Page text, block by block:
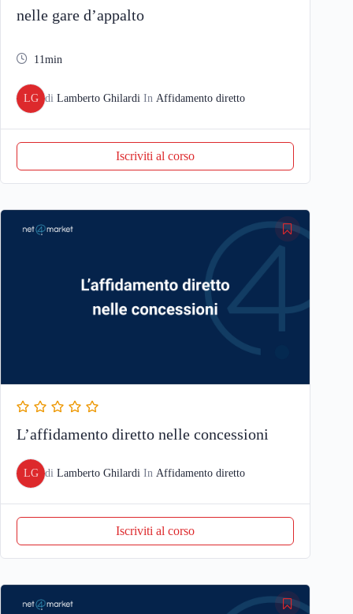
nelle gare d’appalto
11min
LG di Lamberto Ghilardi In Affidamento diretto
Iscriviti al corso
L’affidamento diretto nelle concessioni
LG di Lamberto Ghilardi In Affidamento diretto
Iscriviti al corso